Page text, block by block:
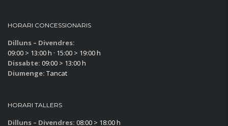
HORARI CONCESSIONARIS
Dilluns – Divendres:
09:00 > 13:00 h · 15:00 > 19:00 h
Dissabte: 09:00 > 13:00 h
Diumenge: Tancat
HORARI TALLERS
Dilluns – Divendres: 08:00 > 18:00 h